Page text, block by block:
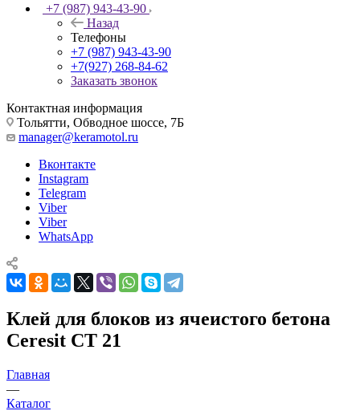
+7 (987) 943-43-90
Назад
Телефоны
+7 (987) 943-43-90
+7(927) 268-84-62
Заказать звонок
Контактная информация
Тольятти, Обводное шоссе, 7Б
manager@keramotol.ru
Вконтакте
Instagram
Telegram
Viber
Viber
WhatsApp
Клей для блоков из ячеистого бетона
Ceresit CT 21
Главная
—
Каталог